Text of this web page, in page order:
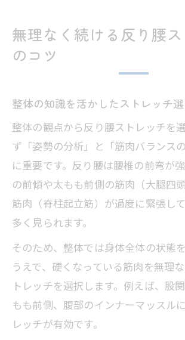
無理なく続ける反り腰
のコツ
整体の知識を活かしたストレッチ
整体の観点から反り腰ストレッチを
ず「姿勢の分析」と「筋肉バランス
に重要です。反り腰は腰椎の前弯が
の前傾や太もも前側の筋肉（大腿四
筋肉（脊柱起立筋）が過度に緊張し
多く見られます。
そのため、整体では身体全体の状態
うえで、硬くなっている筋肉を無理
トレッチを選択します。例えば、股
もも前側、腹部のインナーマッスル
レッチが有効です。